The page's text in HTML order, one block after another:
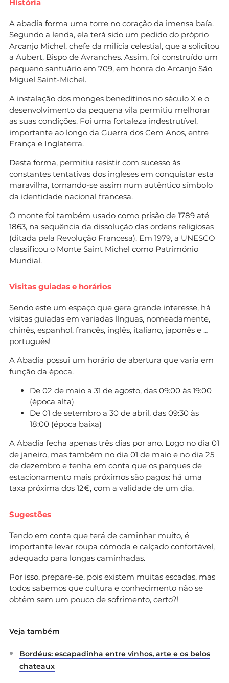
História
A abadia forma uma torre no coração da imensa baía.
Segundo a lenda, ela terá sido um pedido do próprio
Arcanjo Michel, chefe da milícia celestial, que a solicitou
a Aubert, Bispo de Avranches. Assim, foi construído um
pequeno santuário em 709, em honra do Arcanjo São
Miguel Saint-Michel.
A instalação dos monges beneditinos no século X e o
desenvolvimento da pequena vila permitiu melhorar
as suas condições. Foi uma fortaleza indestrutível,
importante ao longo da Guerra dos Cem Anos, entre
França e Inglaterra.
Desta forma, permitiu resistir com sucesso às
constantes tentativas dos ingleses em conquistar esta
maravilha, tornando-se assim num autêntico símbolo
da identidade nacional francesa.
O monte foi também usado como prisão de 1789 até
1863, na sequência da dissolução das ordens religiosas
(ditada pela Revolução Francesa). Em 1979, a UNESCO
classificou o Monte Saint Michel como Património
Mundial.
Visitas guiadas e horários
Sendo este um espaço que gera grande interesse, há
visitas guiadas em variadas línguas, nomeadamente,
chinês, espanhol, francês, inglês, italiano, japonês e …
português!
A Abadia possui um horário de abertura que varia em
função da época.
De 02 de maio a 31 de agosto, das 09:00 às 19:00
(época alta)
De 01 de setembro a 30 de abril, das 09:30 às
18:00 (época baixa)
A Abadia fecha apenas três dias por ano. Logo no dia 01
de janeiro, mas também no dia 01 de maio e no dia 25
de dezembro e tenha em conta que os parques de
estacionamento mais próximos são pagos: há uma
taxa próxima dos 12€, com a validade de um dia.
Sugestões
Tendo em conta que terá de caminhar muito, é
importante levar roupa cómoda e calçado confortável,
adequado para longas caminhadas.
Por isso, prepare-se, pois existem muitas escadas, mas
todos sabemos que cultura e conhecimento não se
obtêm sem um pouco de sofrimento, certo?!
Veja também
Bordéus: escapadinha entre vinhos, arte e os belos
chateaux